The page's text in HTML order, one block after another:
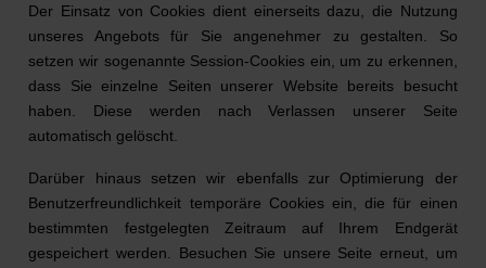
Der Einsatz von Cookies dient einerseits dazu, die Nutzung
unseres Angebots für Sie angenehmer zu gestalten. So
setzen wir sogenannte Session-Cookies ein, um zu erkennen,
dass Sie einzelne Seiten unserer Website bereits besucht
haben. Diese werden nach Verlassen unserer Seite
automatisch gelöscht.
Darüber hinaus setzen wir ebenfalls zur Optimierung der
Benutzerfreundlichkeit temporäre Cookies ein, die für einen
bestimmten festgelegten Zeitraum auf Ihrem Endgerät
gespeichert werden. Besuchen Sie unsere Seite erneut, um